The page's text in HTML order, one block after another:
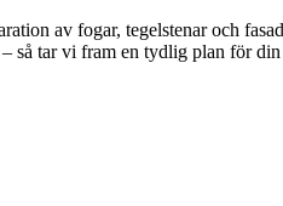
av fogar, tegelstenar och
så tar vi fram en tydlig plan för